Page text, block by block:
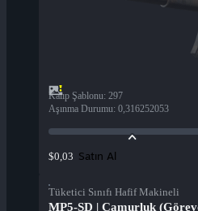
Kalıp Şablonu: 297
Aşınma Durumu: 0,316252053
$0,03 Satın Al
Tüketici Sınıfı Hafif Makineli
MP5-SD | Çamurluk